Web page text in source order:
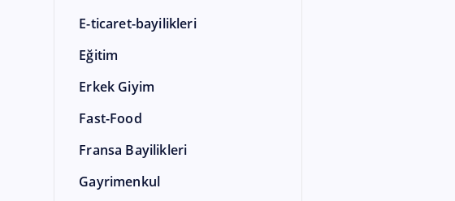
E-ticaret-bayilikleri
Eğitim
Erkek Giyim
Fast-Food
Fransa Bayilikleri
Gayrimenkul